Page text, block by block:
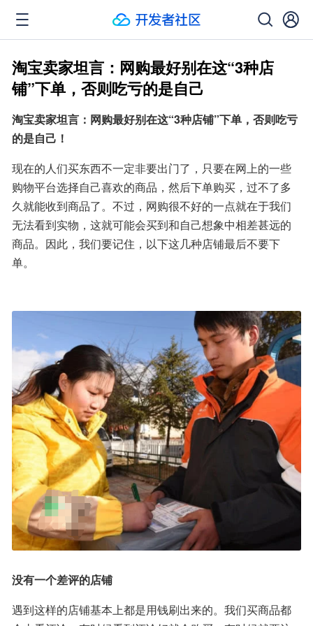
淘宝卖家坦言：网购最好别在这“3种店
铺”下单，否则吃亏的是自己
淘宝卖家坦言：网购最好别在这“3种店铺”下单，否则吃亏
的是自己！
现在的人们买东西不一定非要出门了，只要在网上的一些
购物平台选择自己喜欢的商品，然后下单购买，过不了多
久就能收到商品了。不过，网购很不好的一点就在于我们
无法看到实物，这就可能会买到和自己想象中相差甚远的
商品。因此，我们要记住，以下这几种店铺最后不要下
单。
没有一个差评的店铺
遇到这样的店铺基本上都是用钱刷出来的。我们买商品都